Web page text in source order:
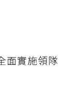
面實施領隊